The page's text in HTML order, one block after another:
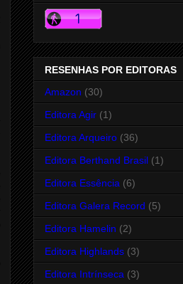
RESENHAS POR EDITORAS
Amazon (30)
Editora Agir (1)
Editora Arqueiro (36)
Editora Berthand Brasil (1)
Editora Essência (6)
Editora Galera Record (5)
Editora Hamelin (2)
Editora Highlands (3)
Editora Intrínseca (3)